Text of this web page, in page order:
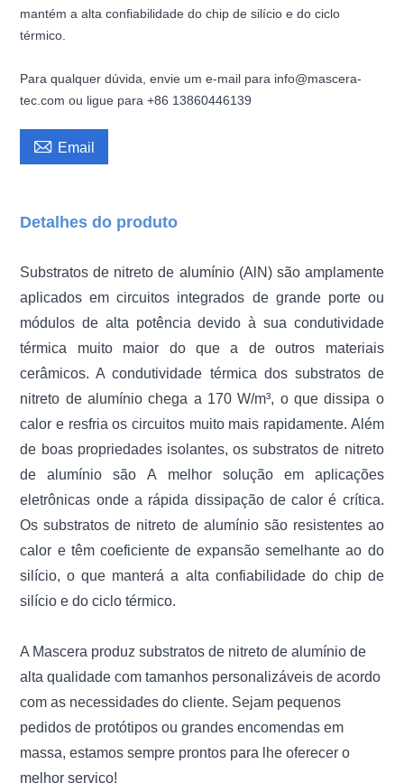
mantém a alta confiabilidade do chip de silício e do ciclo
térmico.
Para qualquer dúvida, envie um e-mail para info@mascera-
tec.com ou ligue para +86 13860446139
 Email
Detalhes do produto
Substratos de nitreto de alumínio (AlN) são amplamente
aplicados em circuitos integrados de grande porte ou
módulos de alta potência devido à sua condutividade
térmica muito maior do que a de outros materiais
cerâmicos. A condutividade térmica dos substratos de
nitreto de alumínio chega a 170 W/m³, o que dissipa o
calor e resfria os circuitos muito mais rapidamente. Além
de boas propriedades isolantes, os substratos de nitreto
de alumínio são A melhor solução em aplicações
eletrônicas onde a rápida dissipação de calor é crítica.
Os substratos de nitreto de alumínio são resistentes ao
calor e têm coeficiente de expansão semelhante ao do
silício, o que manterá a alta confiabilidade do chip de
silício e do ciclo térmico.
A Mascera produz substratos de nitreto de alumínio de
alta qualidade com tamanhos personalizáveis ​​de acordo
com as necessidades do cliente. Sejam pequenos
pedidos de protótipos ou grandes encomendas em
massa, estamos sempre prontos para lhe oferecer o
melhor serviço!